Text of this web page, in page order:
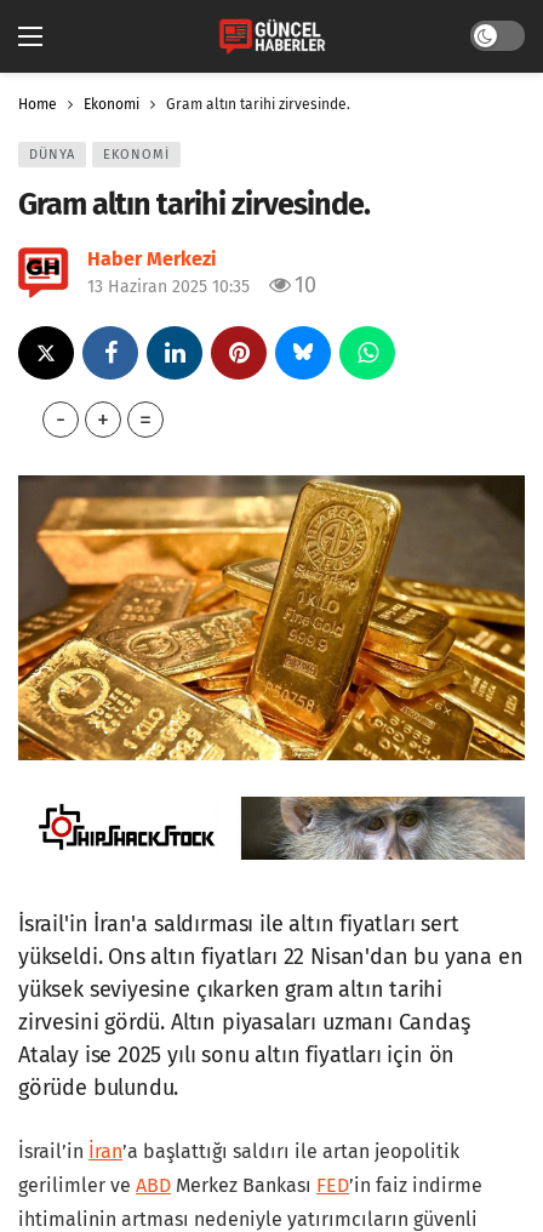
Dark
Home Ekonomi Gram altın tarihi zirvesinde.
DÜNYA EKONOMI
Gram altın tarihi zirvesinde.
Haber Merkezi
13 Haziran 2025 10:35 10
- + =
İsrail'in İran'a saldırması ile altın fiyatları sert
yükseldi. Ons altın fiyatları 22 Nisan'dan bu yana en
yüksek seviyesine çıkarken gram altın tarihi
zirvesini gördü. Altın piyasaları uzmanı Candaş
Atalay ise 2025 yılı sonu altın fiyatları için ön
görüde bulundu.
İsrail’in İran’a başlattığı saldırı ile artan jeopolitik
gerilimler ve ABD Merkez Bankası FED’in faiz indirme
ihtimalinin artması nedeniyle yatırımcıların güvenli